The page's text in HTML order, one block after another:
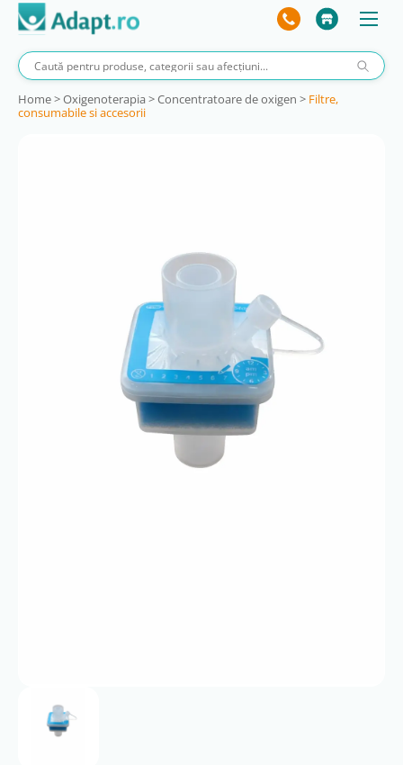
Home>Oxigenoterapia>Concentratoare de oxigen > Filtre,
consumabile si accesorii